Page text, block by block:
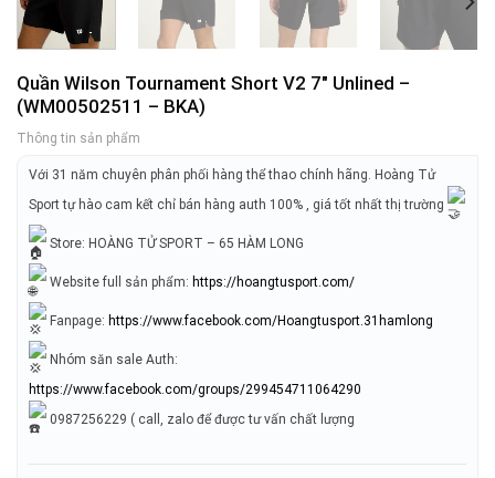
Quần Wilson Tournament Short V2 7″ Unlined –
(WM00502511 – BKA)
Thông tin sản phẩm
Với 31 năm chuyên phân phối hàng thể thao chính hãng. Hoàng Tử
Sport tự hào cam kết chỉ bán hàng auth 100% , giá tốt nhất thị trường
Store: HOÀNG TỬ SPORT – 65 HÀM LONG
Website full sản phẩm: https://hoangtusport.com/
Fanpage: https://www.facebook.com/Hoangtusport.31hamlong
Nhóm săn sale Auth:
https://www.facebook.com/groups/299454711064290
0987256229 ( call, zalo để được tư vấn chất lượng